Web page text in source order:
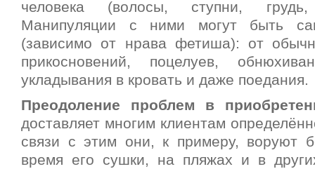
человека (волосы, ступни,
Манипуляции с ними могут быть
(зависимо от нрава фетиша): от
прикосновений, поцелуев,
укладывания в кровать и даже поедания.
Преодоление проблем в
доставляет многим клиентам
связи с этим они, к примеру, воруют
время его сушки, на пляжах и в